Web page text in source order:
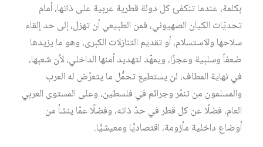
بكلمة، عندما تنكفئ كل دولة قطرية عربية على ذاتها، أمام
تحديّات الكيان الصهيوني، فمن الطبيعي أن تهزل، إلى حد إلقاء
سلاحها والاستسلام، أو تقديم التنازلات الكبرى، وهو ما يزيدها
ضعفاً وسلبية وعجزًا، ويمهّد لتهديد أمنها الداخلي، لأن شعبها،
في نهاية المطاف، لن يستطيع تحمُّل ما يتعرّض له العرب
والمسلمون من تنمّر وجرائم في فلسطين، وعلى المستوى العربي
العام، فضلًا عن كل قطر في حدّ ذاته، وفضلًا عمّا ينشأ من
أوضاع داخلية مأزومة، اقتصاديًّا ومعيشيًّا.